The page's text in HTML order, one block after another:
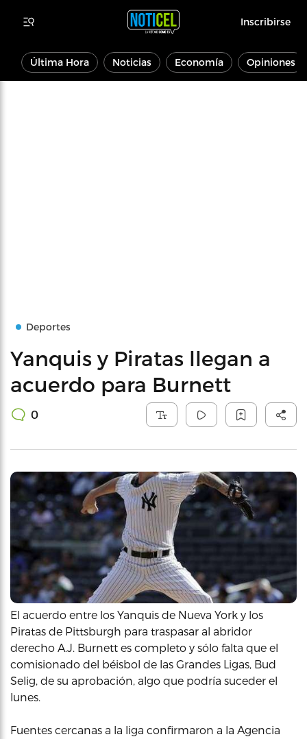
Inscribirse
Última Hora Noticias Economía Opiniones
Deportes
Yanquis y Piratas llegan a
acuerdo para Burnett
0
El acuerdo entre los Yanquis de Nueva York y los
Piratas de Pittsburgh para traspasar al abridor
derecho A.J. Burnett es completo y sólo falta que el
comisionado del béisbol de las Grandes Ligas, Bud
Selig, de su aprobación, algo que podría suceder el
lunes.
Fuentes cercanas a la liga confirmaron a la Agencia